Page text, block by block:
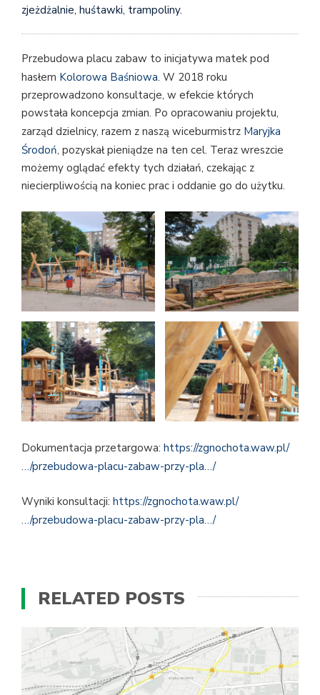
zjeżdżalnie, huśtawki, trampoliny.
Przebudowa placu zabaw to inicjatywa matek pod
hasłem Kolorowa Baśniowa. W 2018 roku
przeprowadzono konsultacje, w efekcie których
powstała koncepcja zmian. Po opracowaniu projektu,
zarząd dzielnicy, razem z naszą wiceburmistrz Maryjka
Środoń, pozyskał pieniądze na ten cel. Teraz wreszcie
możemy oglądać efekty tych działań, czekając z
niecierpliwością na koniec prac i oddanie go do użytku.
Dokumentacja przetargowa: https://zgnochota.waw.pl/
…/przebudowa-placu-zabaw-przy-pla…/
Wyniki konsultacji: https://zgnochota.waw.pl/
…/przebudowa-placu-zabaw-przy-pla…/
RELATED POSTS